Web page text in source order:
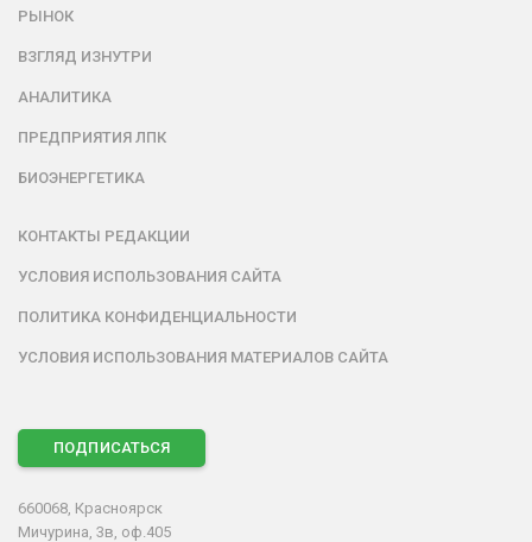
РЫНОК
ВЗГЛЯД ИЗНУТРИ
АНАЛИТИКА
ПРЕДПРИЯТИЯ ЛПК
БИОЭНЕРГЕТИКА
КОНТАКТЫ РЕДАКЦИИ
УСЛОВИЯ ИСПОЛЬЗОВАНИЯ САЙТА
ПОЛИТИКА КОНФИДЕНЦИАЛЬНОСТИ
УСЛОВИЯ ИСПОЛЬЗОВАНИЯ МАТЕРИАЛОВ САЙТА
ПОДПИСАТЬСЯ
660068, Красноярск
Мичурина, 3в, оф.405